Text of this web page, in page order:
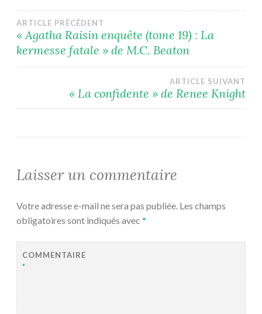
Navigation
de
l’article
ARTICLE PRÉCÉDENT
« Agatha Raisin enquête (tome 19) : La
kermesse fatale » de M.C. Beaton
ARTICLE SUIVANT
« La confidente » de Renee Knight
Laisser un commentaire
Votre adresse e-mail ne sera pas publiée. Les champs
obligatoires sont indiqués avec *
COMMENTAIRE
*